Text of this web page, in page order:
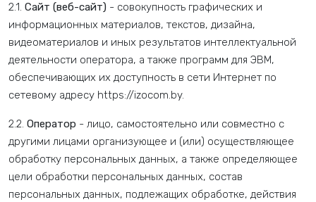
2.1. Сайт (веб-сайт) - совокупность графических и
информационных материалов, текстов, дизайна,
видеоматериалов и иных результатов интеллектуальной
деятельности оператора, а также программ для ЭВМ,
обеспечивающих их доступность в сети Интернет по
сетевому адресу https://izocom.by.
2.2. Оператор - лицо, самостоятельно или совместно с
другими лицами организующее и (или) осуществляющее
обработку персональных данных, а также определяющее
цели обработки персональных данных, состав
персональных данных, подлежащих обработке, действия